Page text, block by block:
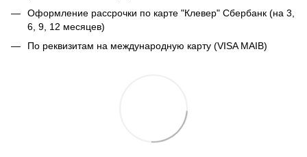
Оформление рассрочки по карте "Клевер" Сбербанк (на 3,
6, 9, 12 месяцев)
По реквизитам на международную карту (VISA MAIB)